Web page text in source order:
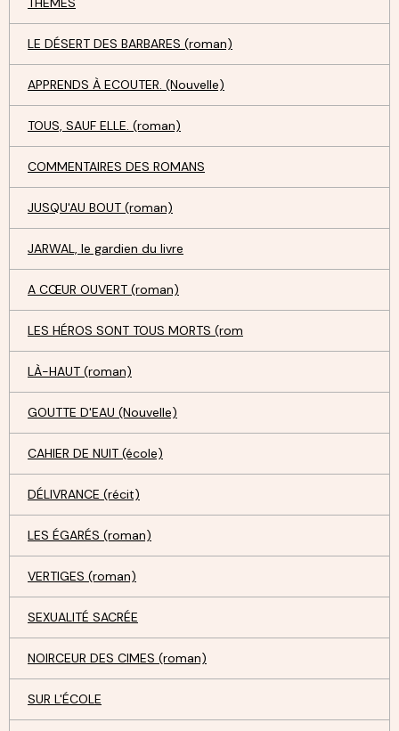
LE DÉSERT DES BARBARES (roman)
APPRENDS À ECOUTER. (Nouvelle)
TOUS, SAUF ELLE. (roman)
COMMENTAIRES DES ROMANS
JUSQU'AU BOUT (roman)
JARWAL, le gardien du livre
A CŒUR OUVERT (roman)
LES HÉROS SONT TOUS MORTS (rom
LÀ-HAUT (roman)
GOUTTE D'EAU (Nouvelle)
CAHIER DE NUIT (école)
DÉLIVRANCE (récit)
LES ÉGARÉS (roman)
VERTIGES (roman)
SEXUALITÉ SACRÉE
NOIRCEUR DES CIMES (roman)
SUR L'ÉCOLE